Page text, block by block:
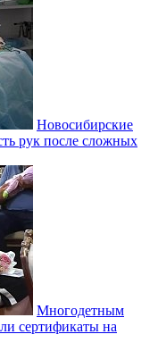
Новосибирские
рук после сложных
Многодетным
сертификаты на